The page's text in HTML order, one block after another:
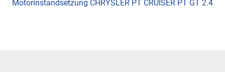
Motorinstandsetzung CHRYSLER PT CRUISER PT GT 2.4